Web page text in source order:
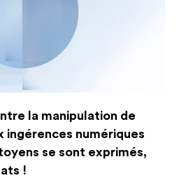
la manipulation de
ingérences numériques
se sont exprimés,
!